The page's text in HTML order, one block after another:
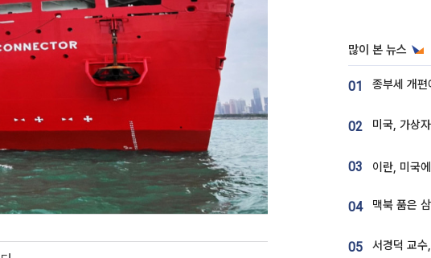
많이 본 뉴스
01
02
03
04
05